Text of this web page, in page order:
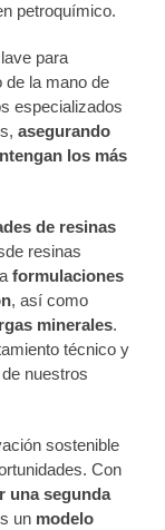
petroquímico.
para
de la mano de
especializados
asegurando
los más
de resinas
resinas
formulaciones
, así como
minerales.
técnico y
nuestros
sostenible
Con
una segunda
un modelo